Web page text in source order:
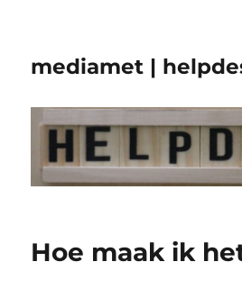
mediamet |
Hoe maak ik